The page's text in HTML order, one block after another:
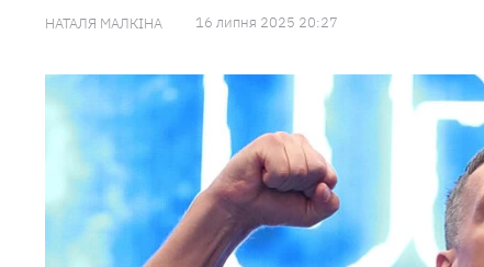
НАТАЛЯ МАЛКІНА 16 липня 2025 20:27